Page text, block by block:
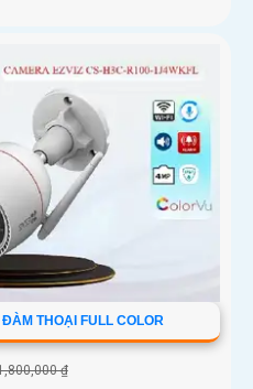
THOẠI FULL COLOR
₫